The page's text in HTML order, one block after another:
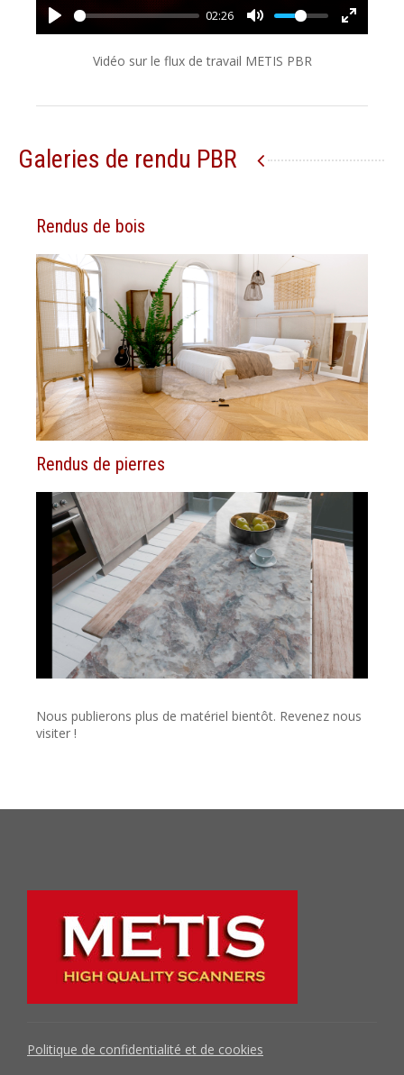
02:26
Vidéo sur le flux de travail METIS PBR
Galeries de rendu PBR
Rendus de bois
Rendus de pierres
Nous publierons plus de matériel bientôt. Revenez nous
visiter !
Politique de confidentialité et de cookies